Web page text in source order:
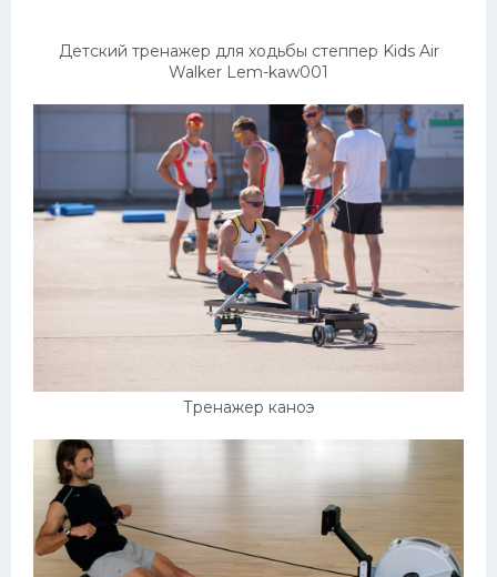
Детский тренажер для ходьбы степпер Kids Air
Walker Lem-kaw001
Тренажер каноэ